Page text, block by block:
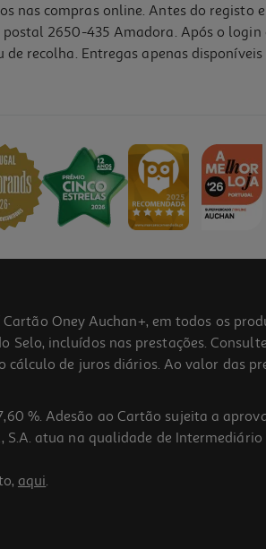
nas compras online. Antes do registo
2650-435 Amadora. Após o
recolha. Entregas apenas
Oney Auchan+, em todos os
Selo, incluídos nas prestações.
de juros diários. Ao valor das
%. Adesão ao Cartão sujeita a
atua na qualidade de
aqui.